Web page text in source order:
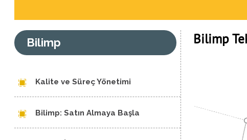
Bilimp
Kalite ve Süreç Yönetimi
Bilimp: Satın Almaya Başla
Bilimp